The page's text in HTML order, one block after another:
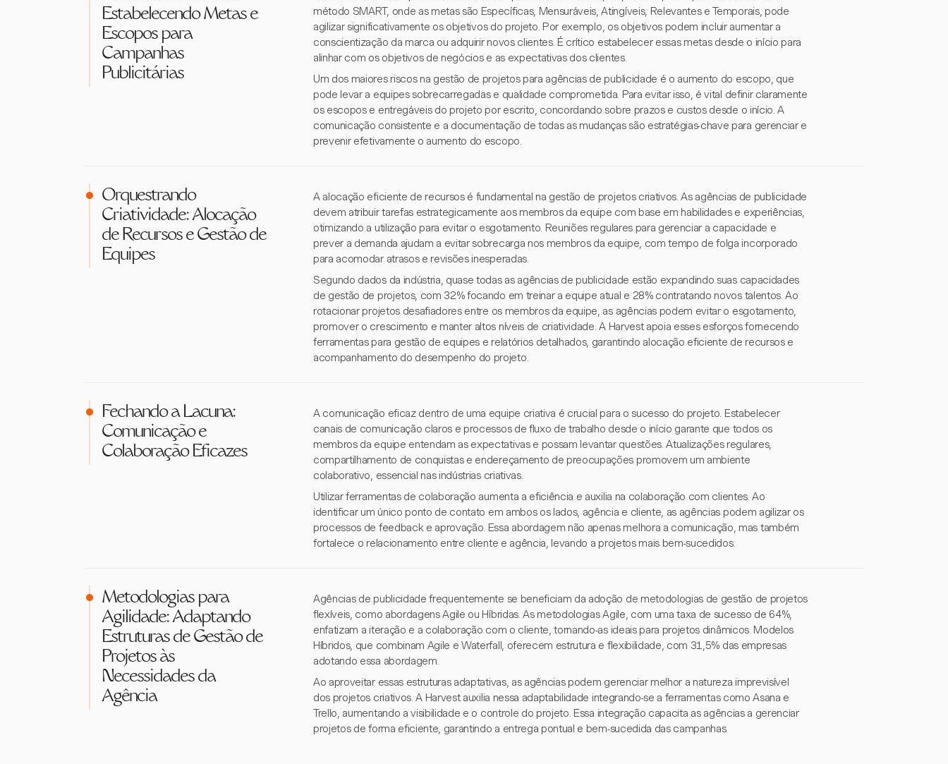
Estabelecendo Metas e
Escopos para
Campanhas
Publicitárias
método SMART, onde as metas são Específicas, Mensuráveis, Atingíveis, Relevantes e Temporais, pode
agilizar significativamente os objetivos do projeto. Por exemplo, os objetivos podem incluir aumentar a
conscientização da marca ou adquirir novos clientes. É crítico estabelecer essas metas desde o início para
alinhar com os objetivos de negócios e as expectativas dos clientes.
Um dos maiores riscos na gestão de projetos para agências de publicidade é o aumento do escopo, que
pode levar a equipes sobrecarregadas e qualidade comprometida. Para evitar isso, é vital definir claramente
os escopos e entregáveis do projeto por escrito, concordando sobre prazos e custos desde o início. A
comunicação consistente e a documentação de todas as mudanças são estratégias-chave para gerenciar e
prevenir efetivamente o aumento do escopo.
Orquestrando
Criatividade: Alocação
de Recursos e Gestão de
Equipes
A alocação eficiente de recursos é fundamental na gestão de projetos criativos. As agências de publicidade
devem atribuir tarefas estrategicamente aos membros da equipe com base em habilidades e experiências,
otimizando a utilização para evitar o esgotamento. Reuniões regulares para gerenciar a capacidade e
prever a demanda ajudam a evitar sobrecarga nos membros da equipe, com tempo de folga incorporado
para acomodar atrasos e revisões inesperadas.
Segundo dados da indústria, quase todas as agências de publicidade estão expandindo suas capacidades
de gestão de projetos, com 32% focando em treinar a equipe atual e 28% contratando novos talentos. Ao
rotacionar projetos desafiadores entre os membros da equipe, as agências podem evitar o esgotamento,
promover o crescimento e manter altos níveis de criatividade. A Harvest apoia esses esforços fornecendo
ferramentas para gestão de equipes e relatórios detalhados, garantindo alocação eficiente de recursos e
acompanhamento do desempenho do projeto.
Fechando a Lacuna:
Comunicação e
Colaboração Eficazes
A comunicação eficaz dentro de uma equipe criativa é crucial para o sucesso do projeto. Estabelecer
canais de comunicação claros e processos de fluxo de trabalho desde o início garante que todos os
membros da equipe entendam as expectativas e possam levantar questões. Atualizações regulares,
compartilhamento de conquistas e endereçamento de preocupações promovem um ambiente
colaborativo, essencial nas indústrias criativas.
Utilizar ferramentas de colaboração aumenta a eficiência e auxilia na colaboração com clientes. Ao
identificar um único ponto de contato em ambos os lados, agência e cliente, as agências podem agilizar os
processos de feedback e aprovação. Essa abordagem não apenas melhora a comunicação, mas também
fortalece o relacionamento entre cliente e agência, levando a projetos mais bem-sucedidos.
Metodologias para
Agilidade: Adaptando
Estruturas de Gestão de
Projetos às
Necessidades da
Agência
Agências de publicidade frequentemente se beneficiam da adoção de metodologias de gestão de projetos
flexíveis, como abordagens Agile ou Híbridas. As metodologias Agile, com uma taxa de sucesso de 64%,
enfatizam a iteração e a colaboração com o cliente, tornando-as ideais para projetos dinâmicos. Modelos
Híbridos, que combinam Agile e Waterfall, oferecem estrutura e flexibilidade, com 31,5% das empresas
adotando essa abordagem.
Ao aproveitar essas estruturas adaptativas, as agências podem gerenciar melhor a natureza imprevisível
dos projetos criativos. A Harvest auxilia nessa adaptabilidade integrando-se a ferramentas como Asana e
Trello, aumentando a visibilidade e o controle do projeto. Essa integração capacita as agências a gerenciar
projetos de forma eficiente, garantindo a entrega pontual e bem-sucedida das campanhas.